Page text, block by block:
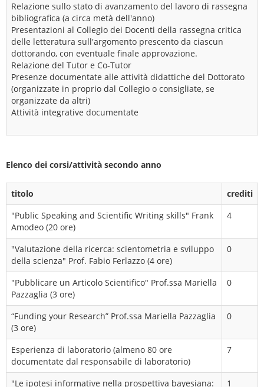
Relazione sullo stato di avanzamento del lavoro di rassegna
bibliografica (a circa metà dell'anno)
Presentazioni al Collegio dei Docenti della rassegna critica
delle letteratura sull'argomento prescento da ciascun
dottorando, con eventuale finale approvazione.
Relazione del Tutor e Co-Tutor
Presenze documentate alle attività didattiche del Dottorato
(organizzate in proprio dal Collegio o consigliate, se
organizzate da altri)
Attività integrative documentate
Elenco dei corsi/attività secondo anno
titolo
crediti
"Public Speaking and Scientific Writing skills" Frank
Amodeo (20 ore)
4
"Valutazione della ricerca: scientometria e sviluppo
della scienza" Prof. Fabio Ferlazzo (4 ore)
0
"Pubblicare un Articolo Scientifico" Prof.ssa Mariella
Pazzaglia (3 ore)
0
“Funding your Research” Prof.ssa Mariella Pazzaglia
(3 ore)
0
Esperienza di laboratorio (almeno 80 ore
documentate dal responsabile di laboratorio)
7
"Le ipotesi informative nella prospettiva bayesiana:
1